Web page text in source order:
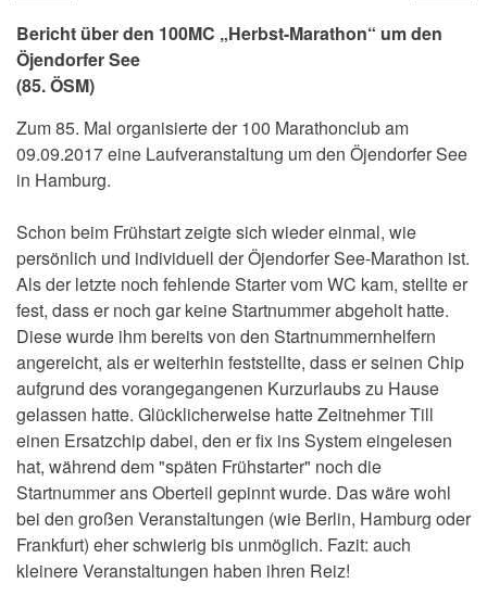
Bericht über den 100MC „Herbst-Marathon“ um den
Öjendorfer See
(85. ÖSM)
Zum 85. Mal organisierte der 100 Marathonclub am
09.09.2017 eine Laufveranstaltung um den Öjendorfer See
in Hamburg.
Schon beim Frühstart zeigte sich wieder einmal, wie
persönlich und individuell der Öjendorfer See-Marathon ist.
Als der letzte noch fehlende Starter vom WC kam, stellte er
fest, dass er noch gar keine Startnummer abgeholt hatte.
Diese wurde ihm bereits von den Startnummernhelfern
angereicht, als er weiterhin feststellte, dass er seinen Chip
aufgrund des vorangegangenen Kurzurlaubs zu Hause
gelassen hatte. Glücklicherweise hatte Zeitnehmer Till
einen Ersatzchip dabei, den er fix ins System eingelesen
hat, während dem "späten Frühstarter" noch die
Startnummer ans Oberteil gepinnt wurde. Das wäre wohl
bei den großen Veranstaltungen (wie Berlin, Hamburg oder
Frankfurt) eher schwierig bis unmöglich. Fazit: auch
kleinere Veranstaltungen haben ihren Reiz!